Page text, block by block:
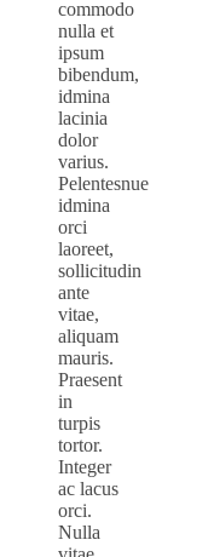
commodo
nulla et
ipsum
bibendum,
idmina
lacinia
dolor
varius.
Pelentesnue
idmina
orci
laoreet,
sollicitudin
ante
vitae,
aliquam
mauris.
Praesent
in
turpis
tortor.
Integer
ac lacus
orci.
Nulla